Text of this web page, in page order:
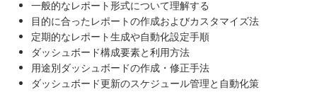
一般的なレポート形式について理解する
目的に合ったレポートの作成およびカスタマイズ法
定期的なレポート生成や自動化設定手順
ダッシュボード構成要素と利用方法
用途別ダッシュボードの作成・修正手法
ダッシュボード更新のスケジュール管理と自動化策